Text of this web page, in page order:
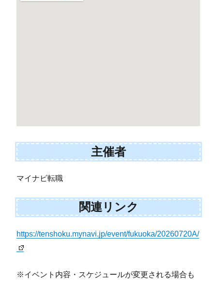
主催者
マイナビ転職
関連リンク
https://tenshoku.mynavi.jp/event/fukuoka/20260720A/
※イベント内容・スケジュールが変更される場合も